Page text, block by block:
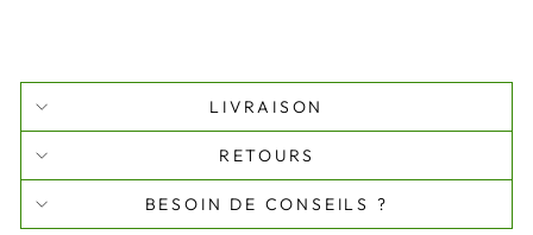
LIVRAISON
RETOURS
BESOIN DE CONSEILS ?